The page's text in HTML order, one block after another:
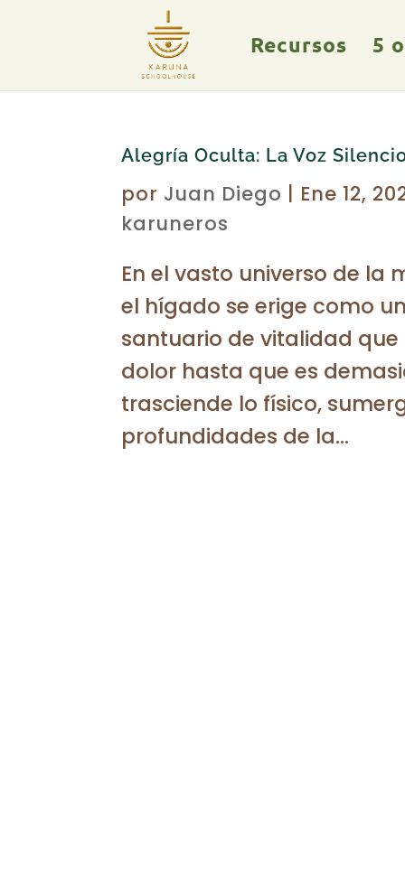
Recursos 5
Alegría Oculta: La Voz
por Juan Diego
Ene 12,
karuneros
En el vasto universo de la
el hígado se erige como
santuario de vitalidad
dolor hasta que es
trasciende lo físico,
profundidades de la...